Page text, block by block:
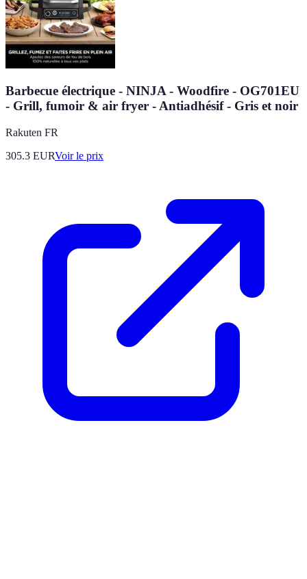
Barbecue électrique - NINJA - Woodfire - OG701EU
- Grill, fumoir & air fryer - Antiadhésif - Gris et noir
Rakuten FR
305.3 EURVoir le prix